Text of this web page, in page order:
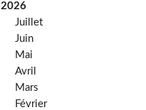
2026
Juillet
Juin
Mai
Avril
Mars
Février